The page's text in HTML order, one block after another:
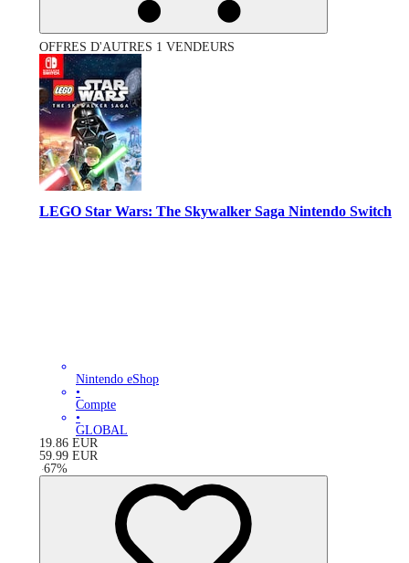
OFFRES D'AUTRES 1 VENDEURS
LEGO Star Wars: The Skywalker Saga Nintendo Switch
Nintendo eShop
•
Compte
•
GLOBAL
19.86 EUR
59.99 EUR
-67%